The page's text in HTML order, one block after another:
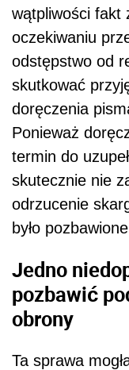
wątpliwości fakt
oczekiwaniu
odstępstwo od
skutkować
doręczenia
Ponieważ
termin do
skutecznie nie
odrzucenie
było
Jedno
pozbawić
obrony
Ta sprawa